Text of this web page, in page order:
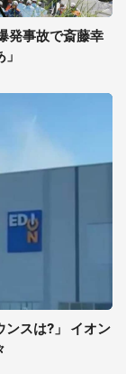
発事故で斎藤幸
ンスは?」 イオン